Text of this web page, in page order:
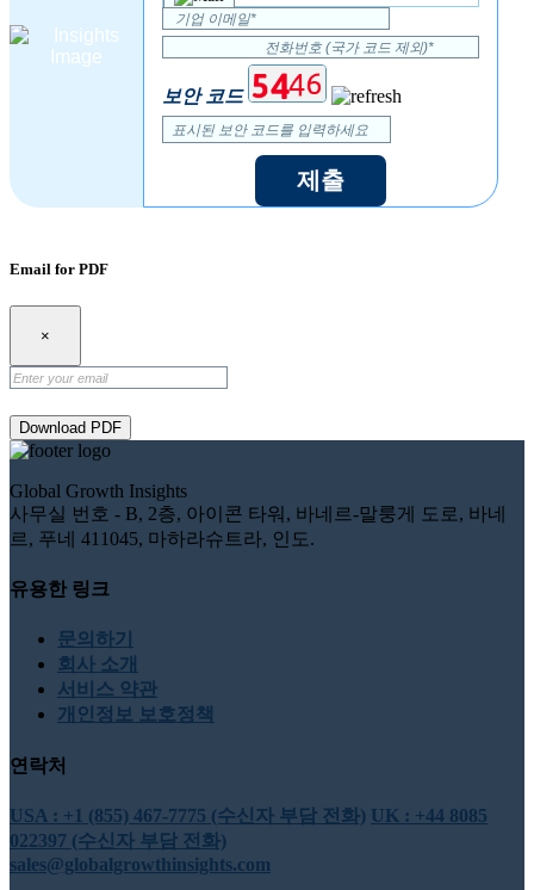
보안 코드
제출
Email for PDF
×
Download PDF
Global Growth Insights
사무실 번호 - B, 2층, 아이콘 타워, 바네르-말룽게 도로, 바네
르, 푸네 411045, 마하라슈트라, 인도.
유용한 링크
문의하기
회사 소개
서비스 약관
개인정보 보호정책
연락처
USA : +1 (855) 467-7775 (수신자 부담 전화) UK : +44 8085
022397 (수신자 부담 전화)
sales@globalgrowthinsights.com